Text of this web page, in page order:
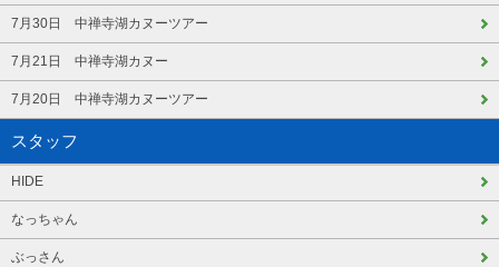
7月30日 中禅寺湖カヌーツアー
7月21日 中禅寺湖カヌー
7月20日 中禅寺湖カヌーツアー
スタッフ
HIDE
なっちゃん
ぶっさん